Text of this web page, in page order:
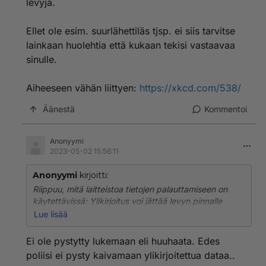
levyjä.
Ellet ole esim. suurlähettiläs tjsp. ei siis tarvitse
lainkaan huolehtia että kukaan tekisi vastaavaa
sinulle.
Aiheeseen vähän liittyen: https://xkcd.com/538/
Äänestä Kommentoi
Anonyymi
2023-05-02 15:56:11
Anonyymi kirjoitti:
Riippuu, mitä laitteistoa tietojen palauttamiseen on
käytettävissä: Ylikirjoitus voi jättää levyn pinnalle
magneettisia jäämiä alkuperäisestä tiedosta ja tällaisia
ylikirjoituskerran jälkeen. Syynä on se, ettei
lämpölaajenemisen takia levyn urat ole täsmälleen
samoilla kohdilla ikinä vaan kirjoituskohta vaihtelee -
Lue lisää
Ei ole pystytty lukemaan eli huuhaata. Edes
poliisi ei pysty kaivamaan ylikirjoitettua dataa..